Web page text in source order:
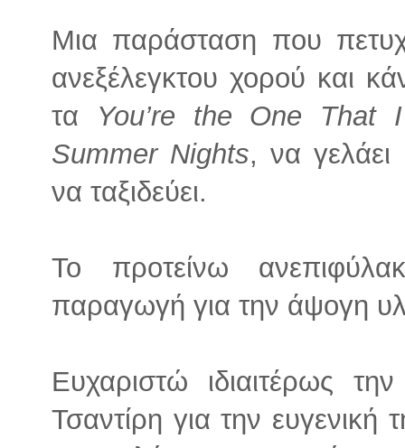
Μια παράσταση που
ανεξέλεγκτου χορού και
τα You’re the One That
Summer Nights, να γελάει
να ταξιδεύει.
Το προτείνω
παραγωγή για την άψογη
Ευχαριστώ ιδιαιτέρως
Τσαντίρη για την